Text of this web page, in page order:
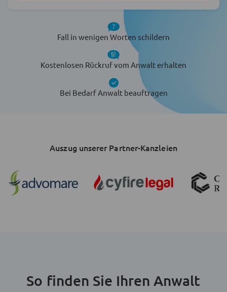
Fall in wenigen Worten schildern
Kostenlosen Rückruf vom Anwalt erhalten
Bei Bedarf Anwalt beauftragen
Auszug unserer Partner-Kanzleien
So finden Sie Ihren Anwalt